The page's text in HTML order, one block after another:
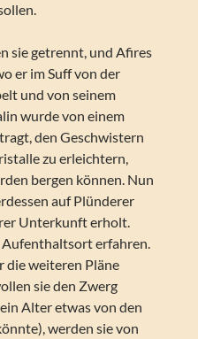
sie getrennt, und Afires
er im Suff von der
und von seinem
wurde von einem
den Geschwistern
zu erleichtern,
bergen können. Nun
auf Plünderer
Unterkunft erholt.
erfahren.
die weiteren Pläne
sie den Zwerg
Alter etwas von den
werden sie von